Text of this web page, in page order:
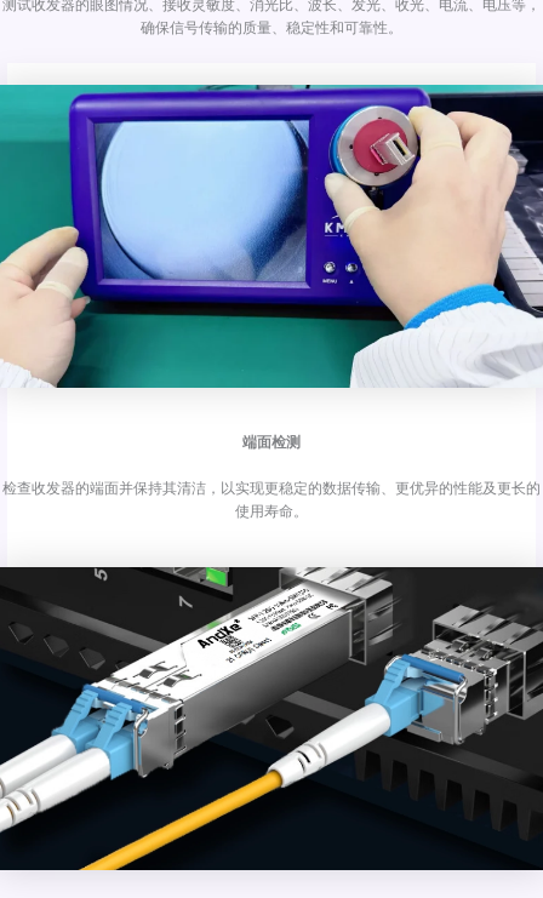
测试收发器的眼图情况、接收灵敏度、消光比、波长、发光、收光、电流、电压等，
确保信号传输的质量、稳定性和可靠性。
端面检测
检查收发器的端面并保持其清洁，以实现更稳定的数据传输、更优异的性能及更长的
使用寿命。